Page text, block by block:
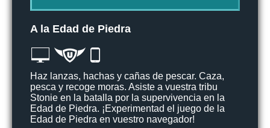
A la Edad de Piedra
Haz lanzas, hachas y cañas de pescar. Caza,
pesca y recoge moras. Asiste a vuestra tribu
Stonie en la batalla por la supervivencia en la
Edad de Piedra. ¡Experimentad el juego de la
Edad de Piedra en vuestro navegador!